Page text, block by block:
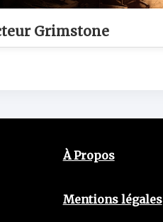
Grimstone
À Propos
Mentions légales